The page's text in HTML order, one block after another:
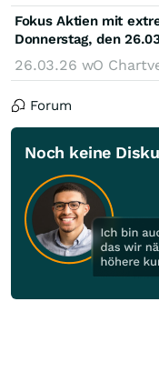
Fokus Aktien mit
Donnerstag, den
26.03.26 wO
Forum
Noch keine